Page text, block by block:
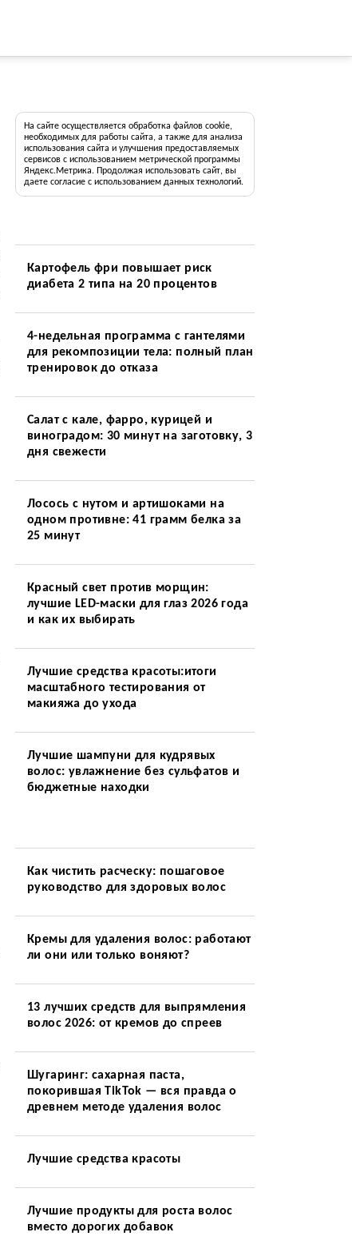
На сайте осуществляется обработка файлов cookie,
необходимых для работы сайта, а также для анализа
использования сайта и улучшения предоставляемых
сервисов с использованием метрической программы
Яндекс.Метрика. Продолжая использовать сайт, вы
даете согласие с использованием данных технологий.
Картофель фри повышает риск
диабета 2 типа на 20 процентов
4-недельная программа с гантелями
для рекомпозиции тела: полный план
тренировок до отказа
Салат с кале, фарро, курицей и
виноградом: 30 минут на заготовку, 3
дня свежести
Лосось с нутом и артишоками на
одном противне: 41 грамм белка за
25 минут
Красный свет против морщин:
лучшие LED-маски для глаз 2026 года
и как их выбирать
Лучшие средства красоты:итоги
масштабного тестирования от
макияжа до ухода
Лучшие шампуни для кудрявых
волос: увлажнение без сульфатов и
бюджетные находки
Как чистить расческу: пошаговое
руководство для здоровых волос
Кремы для удаления волос: работают
ли они или только воняют?
13 лучших средств для выпрямления
волос 2026: от кремов до спреев
Шугаринг: сахарная паста,
покорившая TikTok — вся правда о
древнем методе удаления волос
Лучшие средства красоты
Лучшие продукты для роста волос
вместо дорогих добавок